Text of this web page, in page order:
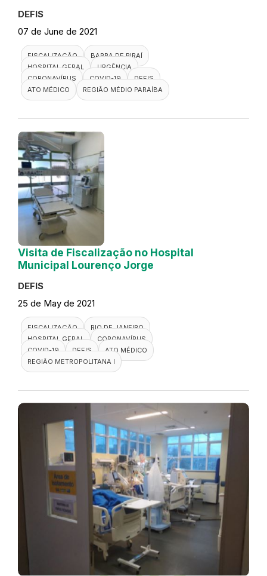
DEFIS
07 de June de 2021
FISCALIZAÇÃO
BARRA DE PIRAÍ
HOSPITAL GERAL
URGÊNCIA
CORONAVÍRUS
COVID-19
DEFIS
ATO MÉDICO
REGIÃO MÉDIO PARAÍBA
Visita de Fiscalização no Hospital
Municipal Lourenço Jorge
DEFIS
25 de May de 2021
FISCALIZAÇÃO
RIO DE JANEIRO
HOSPITAL GERAL
CORONAVÍRUS
COVID-19
DEFIS
ATO MÉDICO
REGIÃO METROPOLITANA I